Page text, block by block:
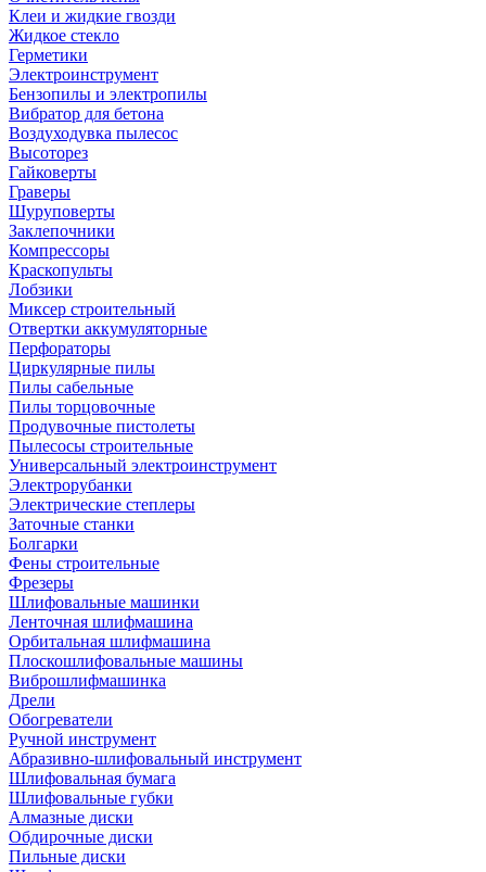
Клеи и жидкие гвозди
Жидкое стекло
Герметики
Электроинструмент
Бензопилы и электропилы
Вибратор для бетона
Воздуходувка пылесос
Высоторез
Гайковерты
Граверы
Шуруповерты
Заклепочники
Компрессоры
Краскопульты
Лобзики
Миксер строительный
Отвертки аккумуляторные
Перфораторы
Циркулярные пилы
Пилы сабельные
Пилы торцовочные
Продувочные пистолеты
Пылесосы строительные
Универсальный электроинструмент
Электрорубанки
Электрические степлеры
Заточные станки
Болгарки
Фены строительные
Фрезеры
Шлифовальные машинки
Ленточная шлифмашина
Орбитальная шлифмашина
Плоскошлифовальные машины
Виброшлифмашинка
Дрели
Обогреватели
Ручной инструмент
Абразивно-шлифовальный инструмент
Шлифовальная бумага
Шлифовальные губки
Алмазные диски
Обдирочные диски
Пильные диски